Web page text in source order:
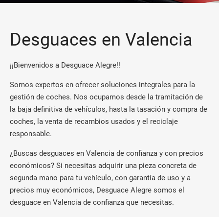
Desguaces en Valencia
¡¡Bienvenidos a Desguace Alegre!!
Somos expertos en ofrecer soluciones integrales para la
gestión de coches. Nos ocupamos desde la tramitación de
la baja definitiva de vehículos, hasta la tasación y compra de
coches, la venta de recambios usados y el reciclaje
responsable.
¿Buscas desguaces en Valencia de confianza y con precios
económicos? Si necesitas adquirir una pieza concreta de
segunda mano para tu vehículo, con garantía de uso y a
precios muy económicos, Desguace Alegre somos el
desguace en Valencia de confianza que necesitas.